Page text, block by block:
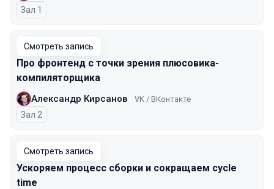
Зал 1
Смотреть запись
Про фронтенд с точки зрения плюсовика-
компиляторщика
Александр Кирсанов VK / ВКонтакте
Зал 2
Смотреть запись
Ускоряем процесс сборки и сокращаем cycle
time